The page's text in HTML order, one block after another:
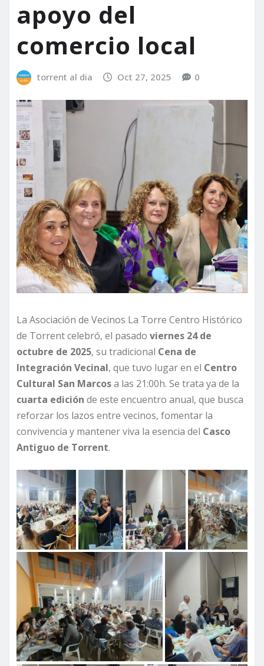
apoyo del
comercio local
torrent al dia Oct 27, 2025 0
La Asociación de Vecinos La Torre Centro Histórico
de Torrent celebró, el pasado viernes 24 de
octubre de 2025, su tradicional Cena de
Integración Vecinal, que tuvo lugar en el Centro
Cultural San Marcosa las 21:00h. Se trata ya de la
cuarta edición de este encuentro anual, que busca
reforzar los lazos entre vecinos, fomentar la
convivencia y mantener viva la esencia del Casco
Antiguo de Torrent.